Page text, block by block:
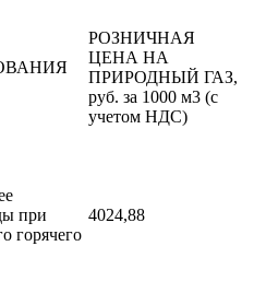
РОЗНИЧНАЯ
ЦЕНА НА
ПРИРОДНЫЙ ГАЗ,
руб. за 1000 м3 (с
учетом НДС)
при
горячего
4024,88